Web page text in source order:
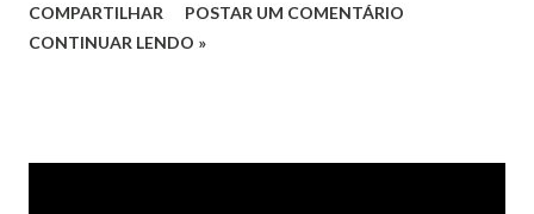
municípios, num momento de conjuntura fiscal difícil. Em
COMPARTILHAR
POSTAR UM COMENTÁRIO
CONTINUAR LENDO »